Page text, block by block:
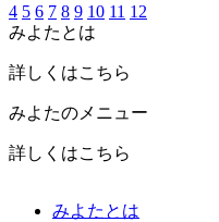
4 5 6 7 8 9 10 11 12
みよたとは
詳しくはこちら
みよたのメニュー
詳しくはこちら
みよたとは